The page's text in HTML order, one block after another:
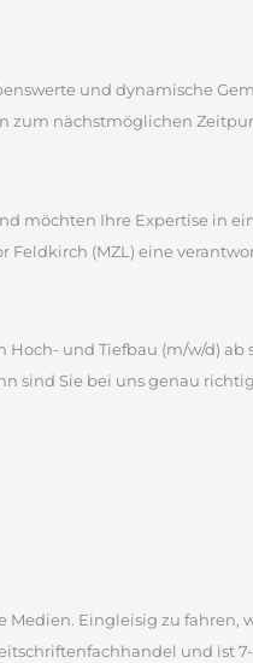
und dynamische
zum nächstmöglichen
möchten Ihre Expertise in
(MZL) eine
und Tiefbau (m/w/d) ab
sind Sie bei uns genau
Eingleisig zu fahren,
und ist